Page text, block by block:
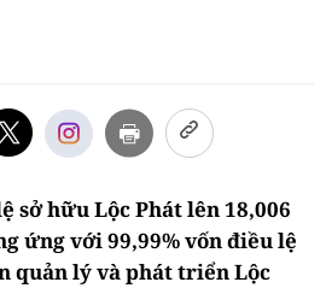
sở hữu Lộc Phát lên 18,006
ứng với 99,99% vốn điều lệ
quản lý và phát triển Lộc